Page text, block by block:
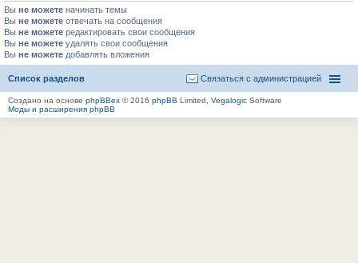
Вы не можете начинать темы
Вы не можете отвечать на сообщения
Вы не можете редактировать свои сообщения
Вы не можете удалять свои сообщения
Вы не можете добавлять вложения
Список разделов Связаться с администрацией
Создано на основе phpBBex © 2016 phpBB Limited, Vegalogic Software
Моды и расширения phpBB